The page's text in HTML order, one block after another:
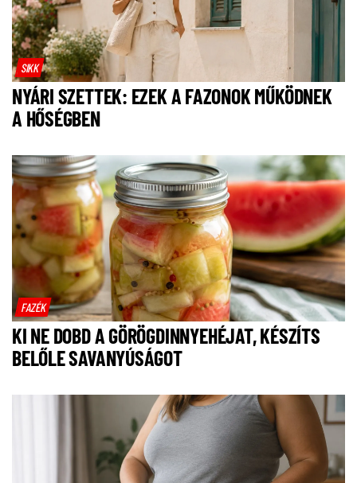
SIKK
NYÁRI SZETTEK: EZEK A FAZONOK MŰKÖDNEK
A HŐSÉGBEN
FAZÉK
KI NE DOBD A GÖRÖGDINNYEHÉJAT, KÉSZÍTS
BELŐLE SAVANYÚSÁGOT